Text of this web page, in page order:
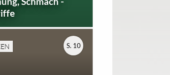
S. 10